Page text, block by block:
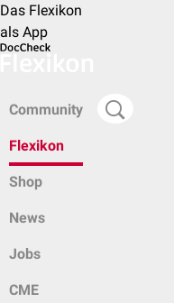
Das Flexikon
als App
Community
Flexikon
Shop
News
Jobs
CME